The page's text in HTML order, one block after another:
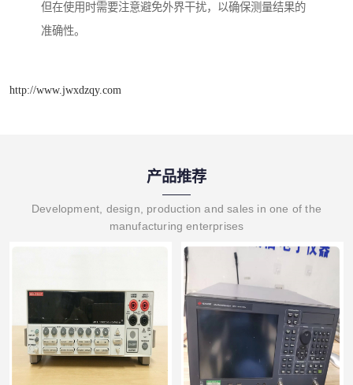
但在使用时需要注意避免外界干扰，以确保测量结果的
准确性。
http://www.jwxdzqy.com
产品推荐
Development, design, production and sales in one of the
manufacturing enterprises